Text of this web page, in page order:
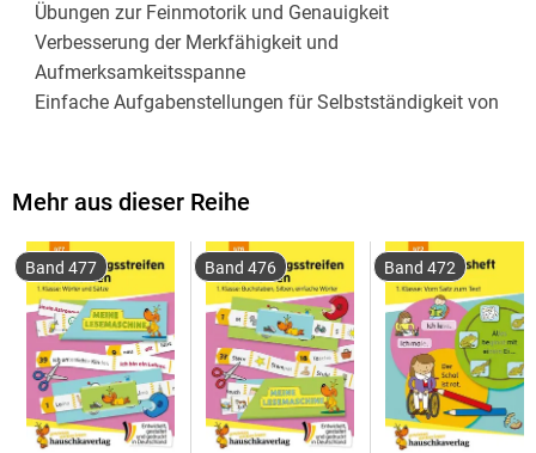
Übungen zur Feinmotorik und Genauigkeit
Verbesserung der Merkfähigkeit und
Aufmerksamkeitsspanne
Einfache Aufgabenstellungen für Selbstständigkeit von
Fakten zum Übungsheft
DIN-A5-Heft
64 Seiten
Liebevoll farbig illustriert
Mit herausnehmbarem Lösungsteil
Unsere Reihe "Mein Übungsheft"
Mehr aus dieser Reihe
Band 477 Band 476 Band 472